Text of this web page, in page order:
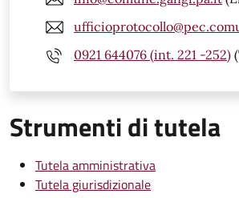
0921 644076 (int. 221 -252)
Strumenti di tutela
Tutela amministrativa
Tutela giurisdizionale